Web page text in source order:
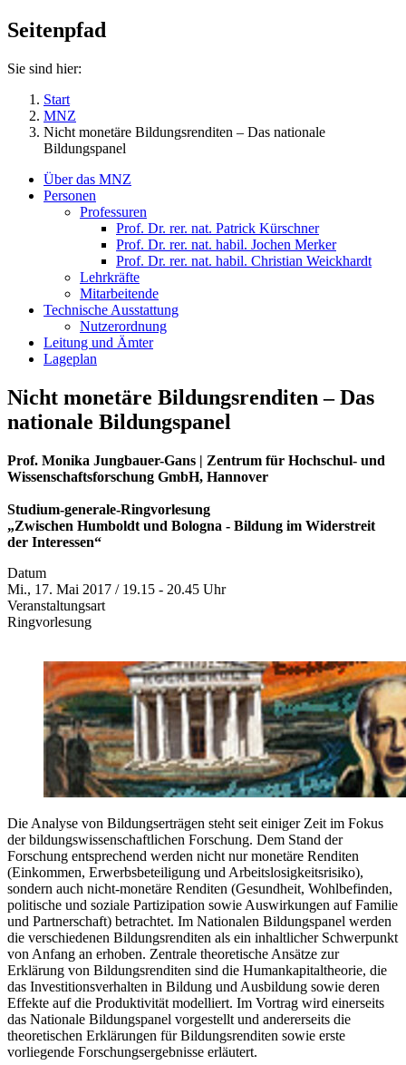
Seitenpfad
Sie sind hier:
Start
MNZ
Nicht monetäre Bildungsrenditen – Das nationale
Bildungspanel
Über das MNZ
Personen
Professuren
Prof. Dr. rer. nat. Patrick Kürschner
Prof. Dr. rer. nat. habil. Jochen Merker
Prof. Dr. rer. nat. habil. Christian Weickhardt
Lehrkräfte
Mitarbeitende
Technische Ausstattung
Nutzerordnung
Leitung und Ämter
Lageplan
Nicht monetäre Bildungsrenditen – Das
nationale Bildungspanel
Prof. Monika Jungbauer-Gans | Zentrum für Hochschul- und
Wissenschaftsforschung GmbH, Hannover
Studium-generale-Ringvorlesung
„Zwischen Humboldt und Bologna - Bildung im Widerstreit
der Interessen“
Datum
Mi., 17. Mai 2017 / 19.15 - 20.45 Uhr
Veranstaltungsart
Ringvorlesung
Die Analyse von Bildungserträgen steht seit einiger Zeit im Fokus
der bildungswissenschaftlichen Forschung. Dem Stand der
Forschung entsprechend werden nicht nur monetäre Renditen
(Einkommen, Erwerbsbeteiligung und Arbeitslosigkeitsrisiko),
sondern auch nicht-monetäre Renditen (Gesundheit, Wohlbefinden,
politische und soziale Partizipation sowie Auswirkungen auf Familie
und Partnerschaft) betrachtet. Im Nationalen Bildungspanel werden
die verschiedenen Bildungsrenditen als ein inhaltlicher Schwerpunkt
von Anfang an erhoben. Zentrale theoretische Ansätze zur
Erklärung von Bildungsrenditen sind die Humankapitaltheorie, die
das Investitionsverhalten in Bildung und Ausbildung sowie deren
Effekte auf die Produktivität modelliert. Im Vortrag wird einerseits
das Nationale Bildungspanel vorgestellt und andererseits die
theoretischen Erklärungen für Bildungsrenditen sowie erste
vorliegende Forschungsergebnisse erläutert.